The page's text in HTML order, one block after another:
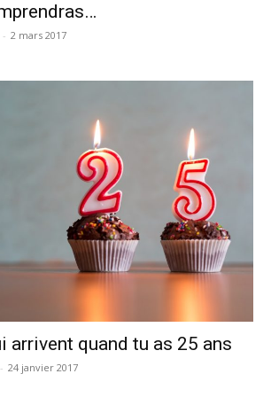
- 2 mars 2017
arrivent quand tu as 25 ans
- 24 janvier 2017